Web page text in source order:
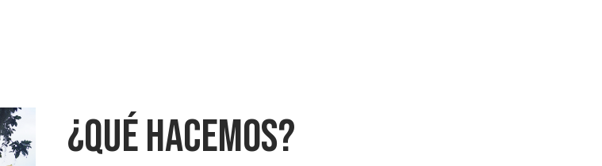
¿Qué hacemos?